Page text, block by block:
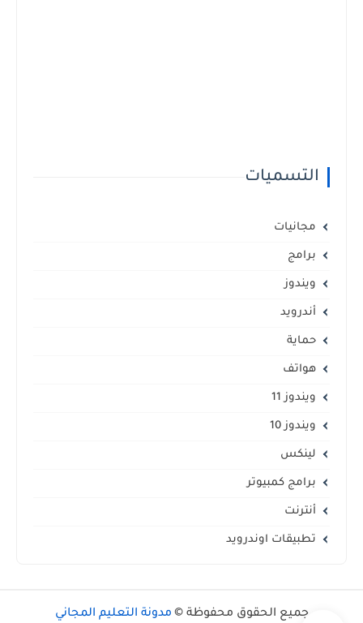
التسميات
مجانيات
برامج
ويندوز
أندرويد
حماية
هواتف
ويندوز 11
ويندوز 10
لينكس
برامج كمبيوتر
أنترنت
تطبيقات اوندرويد
جميع الحقوق محفوظة © مدونة التعليم المجاني